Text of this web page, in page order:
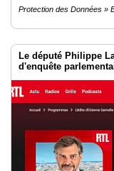
Protection des Données »
Le député Philippe
d'enquête